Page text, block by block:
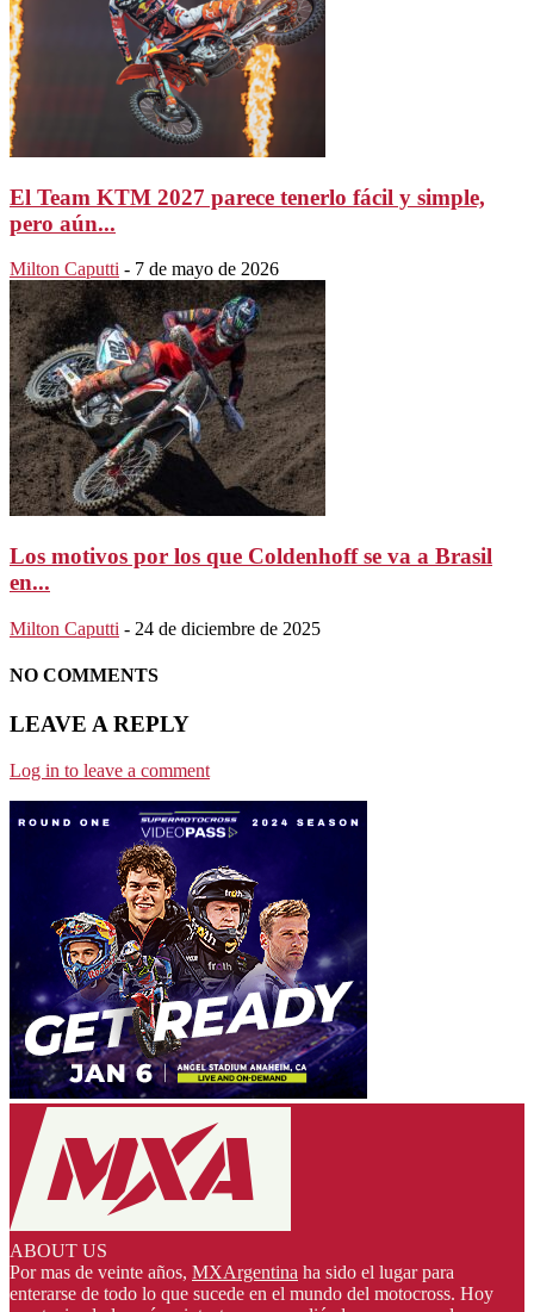
El Team KTM 2027 parece tenerlo fácil y simple,
pero aún...
Milton Caputti - 7 de mayo de 2026
Los motivos por los que Coldenhoff se va a Brasil
en...
Milton Caputti - 24 de diciembre de 2025
NO COMMENTS
LEAVE A REPLY
Log in to leave a comment
ABOUT US
Por mas de veinte años, MXArgentina ha sido el lugar para
enterarse de todo lo que sucede en el mundo del motocross. Hoy